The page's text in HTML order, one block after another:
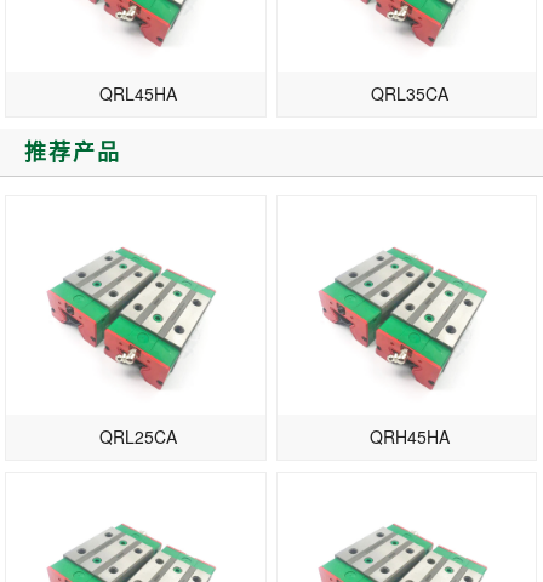
QRL45HA QRL35CA
推荐产品
QRL25CA QRH45HA